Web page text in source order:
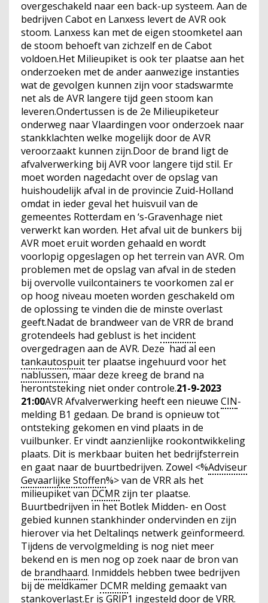
overgeschakeld naar een back-up systeem. Aan de
bedrijven Cabot en Lanxess levert de AVR ook
stoom. Lanxess kan met de eigen stoomketel aan
de stoom behoeft van zichzelf en de Cabot
voldoen.Het Milieupiket is ook ter plaatse aan het
onderzoeken met de ander aanwezige instanties
wat de gevolgen kunnen zijn voor stadswarmte
net als de AVR langere tijd geen stoom kan
leveren.Ondertussen is de 2e Milieupiketeur
onderweg naar Vlaardingen voor onderzoek naar
stankklachten welke mogelijk door de AVR
veroorzaakt kunnen zijn.Door de brand ligt de
afvalverwerking bij AVR voor langere tijd stil. Er
moet worden nagedacht over de opslag van
huishoudelijk afval in de provincie Zuid-Holland
omdat in ieder geval het huisvuil van de
gemeentes Rotterdam en ‘s-Gravenhage niet
verwerkt kan worden. Het afval uit de bunkers bij
AVR moet eruit worden gehaald en wordt
voorlopig opgeslagen op het terrein van AVR. Om
problemen met de opslag van afval in de steden
bij overvolle vuilcontainers te voorkomen zal er
op hoog niveau moeten worden geschakeld om
de oplossing te vinden die de minste overlast
geeft.Nadat de brandweer van de VRR de brand
grotendeels had geblust is het incident
overgedragen aan de AVR. Deze had al een
tankautospuitter plaatse ingehuurd voor het
nablussen, maar deze kreeg de brand na
herontsteking niet onder controle.21-9-2023
21:00AVR Afvalverwerking heeft een nieuwe CIN-
melding B1 gedaan. De brand is opnieuw tot
ontsteking gekomen en vind plaats in de
vuilbunker. Er vindt aanzienlijke rookontwikkeling
plaats. Dit is merkbaar buiten het bedrijfsterrein
en gaat naar de buurtbedrijven. Zowel <%Adviseur
Gevaarlijke Stoffen%> van de VRR als het
milieupiket van DCMR zijn ter plaatse.
Buurtbedrijven in het Botlek Midden- en Oost
gebied kunnen stankhinder ondervinden en zijn
hierover via het Deltalinqs netwerk geïnformeerd.
Tijdens de vervolgmelding is nog niet meer
bekend en is men nog op zoek naar de bron van
de brandhaard. Inmiddels hebben twee bedrijven
bij de meldkamer DCMR melding gemaakt van
stankoverlast.Er is GRIP1 ingesteld door de VRR.